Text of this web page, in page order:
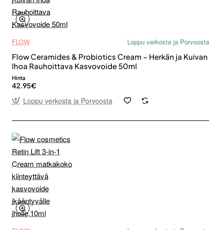
FLOW
Loppu verkosta ja Porvoosta
Flow Ceramides & Probiotics Cream – Herkän ja Kuivan
Ihoa Rauhoittava Kasvovoide 50ml
Hinta
42.95€
Loppu verkosta ja Porvoosta